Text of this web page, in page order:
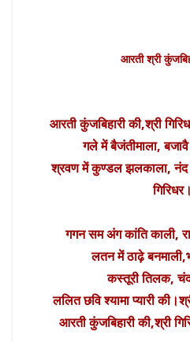
आरती श्री
आरती कुंजबिहारी की,श्री
गले में बैजंतीमाला,
श्रवण में कुण्डल झलकाला,
गगन सम अंग कांति काली,
लतन में ठाढ़े
कस्तूरी तिलक,
ललित छवि श्यामा प्यारी
आरती कुंजबिहारी की,श्री